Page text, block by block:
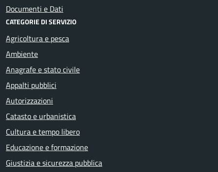
Documenti e Dati
CATEGORIE DI SERVIZIO
Agricoltura e pesca
Ambiente
Anagrafe e stato civile
Appalti pubblici
Autorizzazioni
Catasto e urbanistica
Cultura e tempo libero
Educazione e formazione
Giustizia e sicurezza pubblica